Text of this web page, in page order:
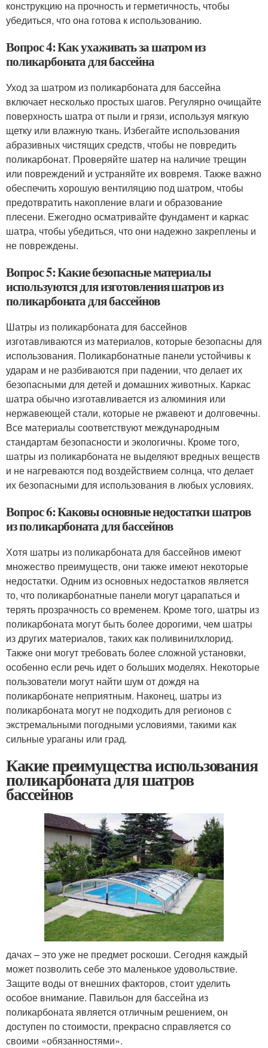
конструкцию на прочность и герметичность, чтобы
убедиться, что она готова к использованию.
Вопрос 4: Как ухаживать за шатром из
поликарбоната для бассейна
Уход за шатром из поликарбоната для бассейна
включает несколько простых шагов. Регулярно очищайте
поверхность шатра от пыли и грязи, используя мягкую
щетку или влажную ткань. Избегайте использования
абразивных чистящих средств, чтобы не повредить
поликарбонат. Проверяйте шатер на наличие трещин
или повреждений и устраняйте их вовремя. Также важно
обеспечить хорошую вентиляцию под шатром, чтобы
предотвратить накопление влаги и образование
плесени. Ежегодно осматривайте фундамент и каркас
шатра, чтобы убедиться, что они надежно закреплены и
не повреждены.
Вопрос 5: Какие безопасные материалы
используются для изготовления шатров из
поликарбоната для бассейнов
Шатры из поликарбоната для бассейнов
изготавливаются из материалов, которые безопасны для
использования. Поликарбонатные панели устойчивы к
ударам и не разбиваются при падении, что делает их
безопасными для детей и домашних животных. Каркас
шатра обычно изготавливается из алюминия или
нержавеющей стали, которые не ржавеют и долговечны.
Все материалы соответствуют международным
стандартам безопасности и экологичны. Кроме того,
шатры из поликарбоната не выделяют вредных веществ
и не нагреваются под воздействием солнца, что делает
их безопасными для использования в любых условиях.
Вопрос 6: Каковы основные недостатки шатров
из поликарбоната для бассейнов
Хотя шатры из поликарбоната для бассейнов имеют
множество преимуществ, они также имеют некоторые
недостатки. Одним из основных недостатков является
то, что поликарбонатные панели могут царапаться и
терять прозрачность со временем. Кроме того, шатры из
поликарбоната могут быть более дорогими, чем шатры
из других материалов, таких как поливинилхлорид.
Также они могут требовать более сложной установки,
особенно если речь идет о больших моделях. Некоторые
пользователи могут найти шум от дождя на
поликарбонате неприятным. Наконец, шатры из
поликарбоната могут не подходить для регионов с
экстремальными погодными условиями, такими как
сильные ураганы или град.
Какие преимущества использования
поликарбоната для шатров
бассейнов
дачах – это уже не предмет роскоши. Сегодня каждый
может позволить себе это маленькое удовольствие.
Защите воды от внешних факторов, стоит уделить
особое внимание. Павильон для бассейна из
поликарбоната является отличным решением, он
доступен по стоимости, прекрасно справляется со
своими «обязанностями».